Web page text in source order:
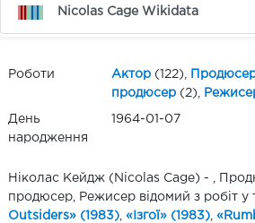
Nicolas Cage Wikidata
Роботи Актор (122),
продюсер (2),
День
народження
1964-01-07
Ніколас Кейдж (Nicolas Cage) - ,
продюсер, Режисер відомий з робіт у
Outsiders» (1983) «Ізгої» (1983)